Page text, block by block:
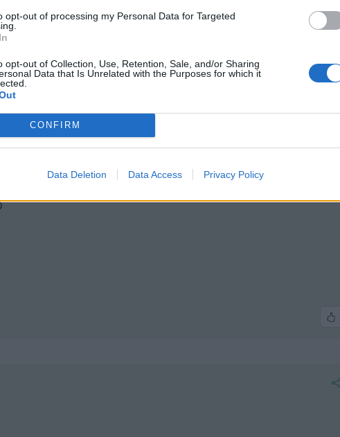
opt-out of processing my Personal Data for Targeted
opt-out of Collection, Use, Retention, Sale, and/or Sharing
Data that Is Unrelated with the Purposes for which it
CONFIRM
Data Deletion Data Access Privacy Policy
Känns som de är där någonstans de låter ifrån
och dra och kolla om grejjerna sitter fast eller så, ´samlas som